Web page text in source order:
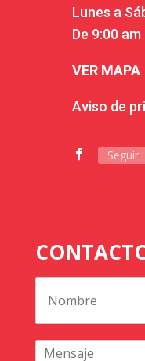
Lunes a
De 9:00
VER MAPA
Aviso de
Seguir